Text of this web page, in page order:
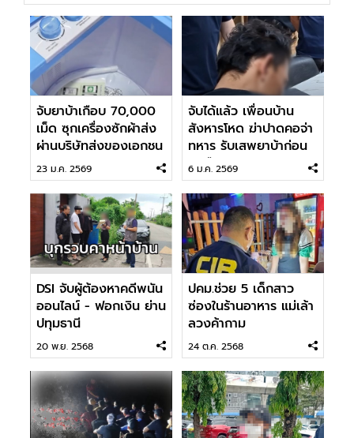
จับยาบ้าเกือบ 70,000
เม็ด ซุกเครื่องซักผ้าส่ง
ผ่านบริษัทส่งของเอกชน
23 ม.ค. 2569
จับได้แล้ว เพื่อนบ้าน
สังหารโหด ฆ่าปาดคอจ่า
ทหาร รับเสพยาบ้าก่อน
ลงมือ
6 ม.ค. 2569
DSI จับผู้ต้องหาคดีพนัน
ออนไลน์ - ฟอกเงิน ย่าน
ปทุมธานี
20 พ.ย. 2568
ปคม.ช่วย 5 เด็กสาว
ซ่องในร้านอาหาร แม่เล้า
ลวงค้ากาม
24 ต.ค. 2568